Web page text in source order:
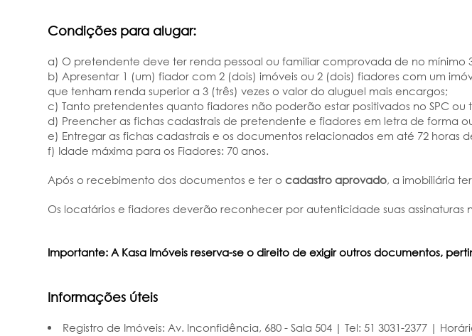
Condições para alugar:
a) O pretendente deve ter renda pessoal ou familiar comprovada de no mínimo
b) Apresentar 1 (um) fiador com 2 (dois) imóveis ou 2 (dois) fiadores com um
que tenham renda superior a 3 (três) vezes o valor do aluguel mais encargos;
c) Tanto pretendentes quanto fiadores não poderão estar positivados no SPC
d) Preencher as fichas cadastrais de pretendente e fiadores em letra de forma
e) Entregar as fichas cadastrais e os documentos relacionados em até 72
f) Idade máxima para os Fiadores: 70 anos.
Após o recebimento dos documentos e ter ocadastro aprovado, a imobiliária
Os locatários e fiadores deverão reconhecer por autenticidade suas assinaturas
Importante: A Kasa Imóveis reserva-se o direito de exigir outros documentos,
Informações úteis
Registro de Imóveis: Av. Inconfidência, 680 - Sala 504 | Tel: 51 3031-2377 |